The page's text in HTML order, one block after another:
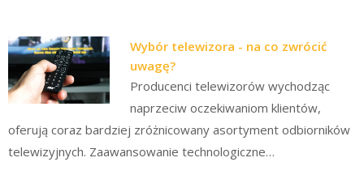
Wybór telewizora - na co zwrócić
uwagę?
Producenci telewizorów wychodząc
naprzeciw oczekiwaniom klientów,
oferują coraz bardziej zróżnicowany asortyment odbiorników
telewizyjnych. Zaawansowanie technologiczne…